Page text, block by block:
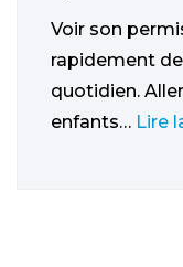
Voir son
rapidement
quotidien.
enfants… Lire